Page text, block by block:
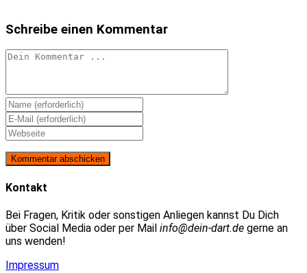
Schreibe einen Kommentar
Kommentieren
Gib
deinen
Namen
oder
Benutzernamen
zum
Kommentieren
ein
Gib
deine
E-
Mail-
Adresse
zum
ein
Gib
Website-
ein
Kontakt
Bei Fragen, Kritik oder sonstigen Anliegen kannst Du Dich
über Social Media oder per Mail info@dein-dart.de gerne an
uns wenden!
Impressum